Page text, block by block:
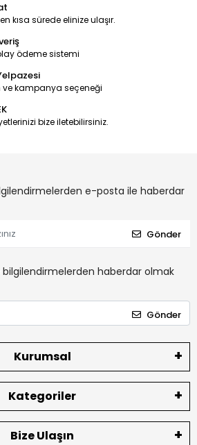
kısa sürede elinize ulaşır.
ödeme sistemi
ve kampanya seçeneği
bize iletebilirsiniz.
e-posta ile haberdar
Gönder
haberdar olmak
Gönder
Kurumsal
Kategoriler
Bize Ulaşın